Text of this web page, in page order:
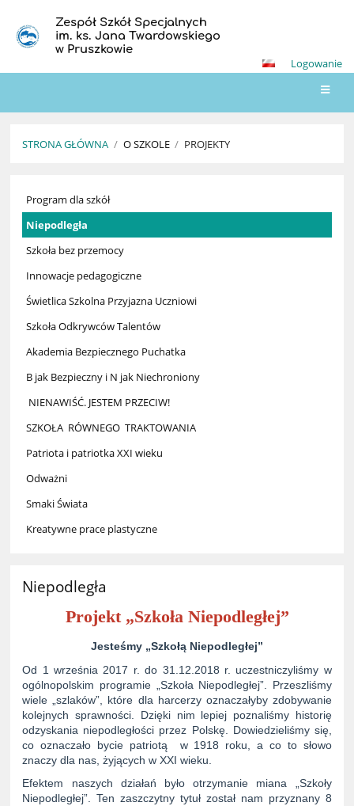
Zespół Szkół Specjalnych
im. ks. Jana Twardowskiego
w Pruszkowie
Logowanie
STRONA GŁÓWNA / O SZKOLE / PROJEKTY
Program dla szkół
Niepodległa
Szkoła bez przemocy
Innowacje pedagogiczne
Świetlica Szkolna Przyjazna Uczniowi
Szkoła Odkrywców Talentów
Akademia Bezpiecznego Puchatka
B jak Bezpieczny i N jak Niechroniony
NIENAWIŚĆ. JESTEM PRZECIW!
SZKOŁA RÓWNEGO TRAKTOWANIA
Patriota i patriotka XXI wieku
Odważni
Smaki Świata
Kreatywne prace plastyczne
Niepodległa
Projekt „Szkoła Niepodległej”
Jesteśmy „Szkołą Niepodległej”
Od 1 września 2017 r. do 31.12.2018 r. uczestniczyliśmy w
ogólnopolskim programie „Szkoła Niepodległej”. Przeszliśmy
wiele „szlaków”, które dla harcerzy oznaczałyby zdobywanie
kolejnych sprawności. Dzięki nim lepiej poznaliśmy historię
odzyskania niepodległości przez Polskę. Dowiedzieliśmy się,
co oznaczało bycie patriotą w 1918 roku, a co to słowo
znaczy dla nas, żyjących w XXI wieku.
Efektem naszych działań było otrzymanie miana „Szkoły
Niepodległej”. Ten zaszczytny tytuł został nam przyznany 8